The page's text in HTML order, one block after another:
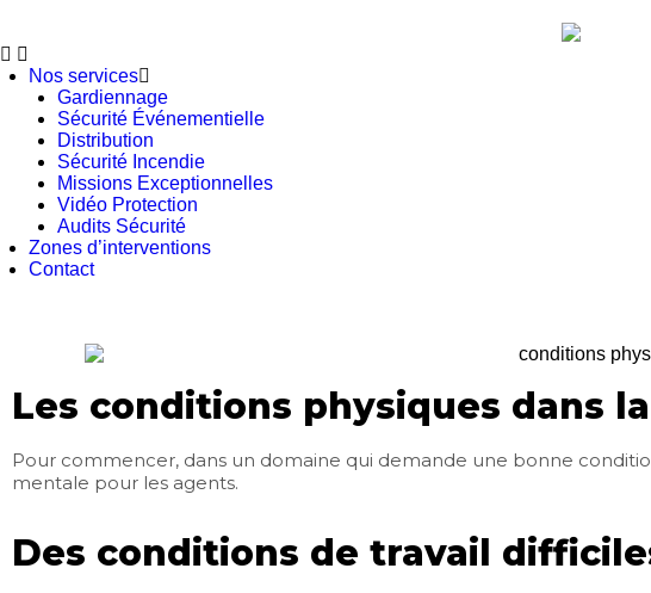
Nos services
Gardiennage
Sécurité Événementielle
Distribution
Sécurité Incendie
Missions Exceptionnelles
Vidéo Protection
Audits Sécurité
Zones d’interventions
Contact
Les conditions physiques dans
Pour commencer, dans un domaine qui demande une bonne
mentale pour les agents.
Des conditions de travail